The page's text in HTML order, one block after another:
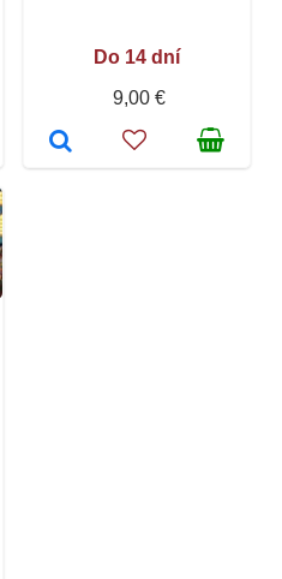
Do 14 dní
9,00 €